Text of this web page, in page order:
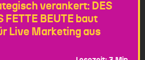
verankert: DES
FETTE BEUTE baut
Live Marketing aus